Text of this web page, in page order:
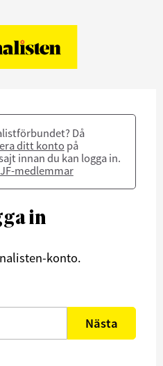
Då
ditt konto på
innan du kan logga in.
medlemmar
in
konto.
Nästa